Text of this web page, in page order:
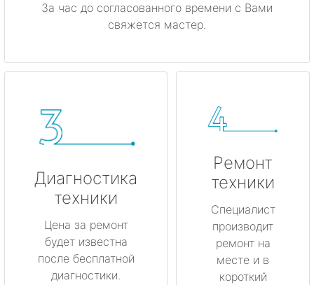
За час до согласованного времени с Вами
свяжется мастер.
Диагностика
техники
Цена за ремонт
будет известна
после бесплатной
диагностики.
Ремонт
техники
Специалист
производит
ремонт на
месте и в
короткий